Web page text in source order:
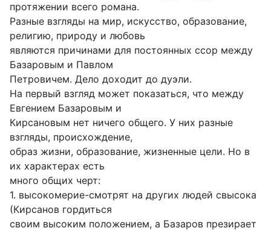
протяжении всего романа.
Разные взгляды на мир, искусство, образование,
религию, природу и любовь
являются причинами для постоянных ссор между
Базаровым и Павлом
Петровичем. Дело доходит до дуэли.
На первый взгляд может показаться, что между
Евгением Базаровым и
Кирсановым нет ничего общего. У них разные
взгляды, происхождение,
образ жизни, образование, жизненные цели. Но в
их характерах есть
много общих черт:
1. высокомерие-смотрят на других людей свысока
(Кирсанов гордиться
своим высоким положением, а Базаров презирает